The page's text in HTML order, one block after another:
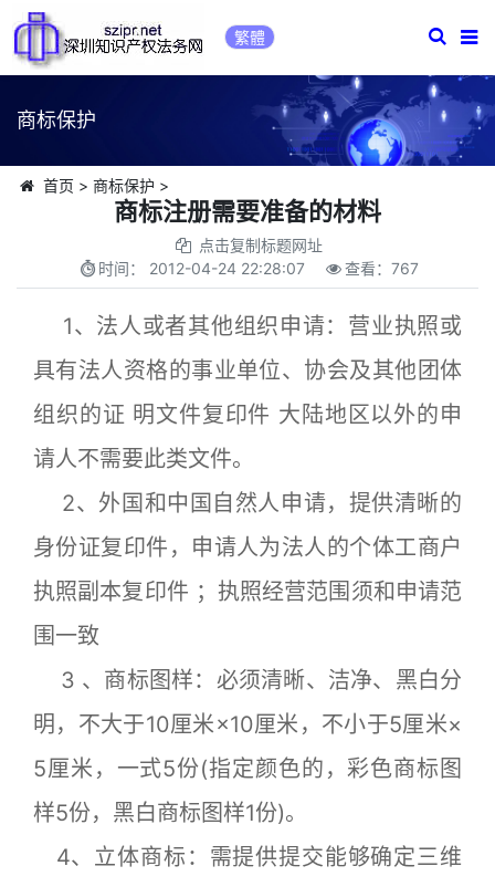
繁體
商标保护
首页 > 商标保护 >
商标注册需要准备的材料
点击复制标题网址
时间： 2012-04-24 22:28:07 查看： 767
1、法人或者其他组织申请：营业执照或
具有法人资格的事业单位、协会及其他团体
组织的证 明文件复印件 大陆地区以外的申
请人不需要此类文件。
2、外国和中国自然人申请，提供清晰的
身份证复印件，申请人为法人的个体工商户
执照副本复印件 ；执照经营范围须和申请范
围一致
3 、商标图样：必须清晰、洁净、黑白分
明，不大于10厘米×10厘米，不小于5厘米×
5厘米，一式5份(指定颜色的，彩色商标图
样5份，黑白商标图样1份)。
4、立体商标：需提供提交能够确定三维